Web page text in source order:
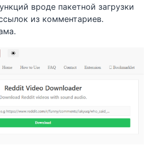
вроде пакетной загрузки
из комментариев.